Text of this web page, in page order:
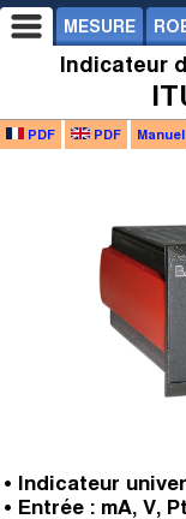
MESURE
Indicateur
PDF PDF Manuel
• Indicateur
• Entrée : mA, V,